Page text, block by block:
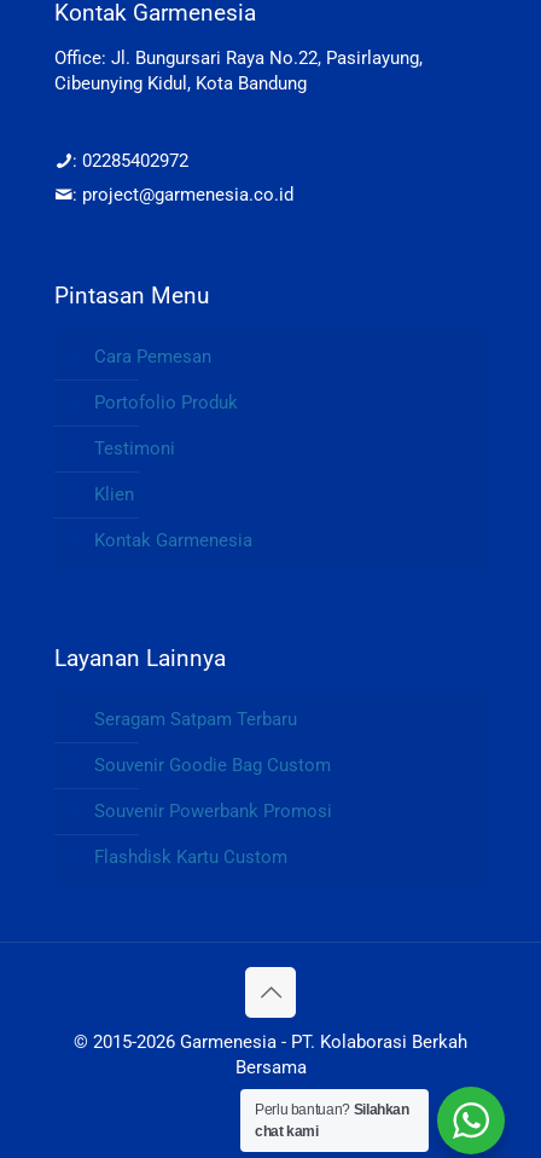
Kontak Garmenesia
Office: Jl. Bungursari Raya No.22, Pasirlayung,
Cibeunying Kidul, Kota Bandung
: 02285402972
: project@garmenesia.co.id
Pintasan Menu
Cara Pemesan
Portofolio Produk
Testimoni
Klien
Kontak Garmenesia
Layanan Lainnya
Seragam Satpam Terbaru
Souvenir Goodie Bag Custom
Souvenir Powerbank Promosi
Flashdisk Kartu Custom
© 2015-2026 Garmenesia - PT. Kolaborasi Berkah
Bersama
Perlu bantuan? Silahkan
chat kami